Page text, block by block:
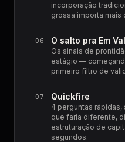
incorporação
grossa importa mais
06 O salto pra Em
Os sinais de
estágio —
primeiro filtro de
07 Quickfire
4 perguntas rápidas,
que faria diferente,
estruturação de
segundos.